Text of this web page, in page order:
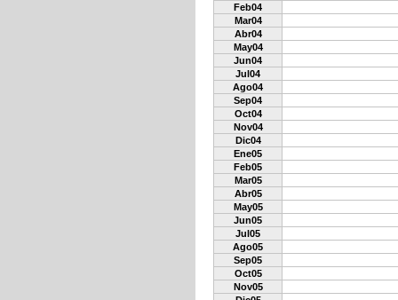
Feb04
Mar04
Abr04
May04
Jun04
Jul04
Ago04
Sep04
Oct04
Nov04
Dic04
Ene05
Feb05
Mar05
Abr05
May05
Jun05
Jul05
Ago05
Sep05
Oct05
Nov05